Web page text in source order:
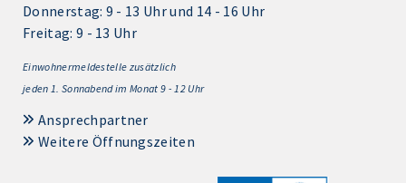
Donnerstag: 9 - 13 Uhr und 14 - 16 Uhr
Freitag: 9 - 13 Uhr
Einwohnermeldestelle zusätzlich
jeden 1. Sonnabend im Monat 9 - 12 Uhr
Ansprechpartner
Weitere Öffnungszeiten